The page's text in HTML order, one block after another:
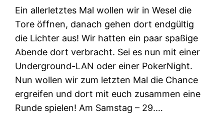
Ein allerletztes Mal wollen wir in Wesel die
Tore öffnen, danach gehen dort endgültig
die Lichter aus! Wir hatten ein paar spaßige
Abende dort verbracht. Sei es nun mit einer
Underground-LAN oder einer PokerNight.
Nun wollen wir zum letzten Mal die Chance
ergreifen und dort mit euch zusammen eine
Runde spielen! Am Samstag – 29.…